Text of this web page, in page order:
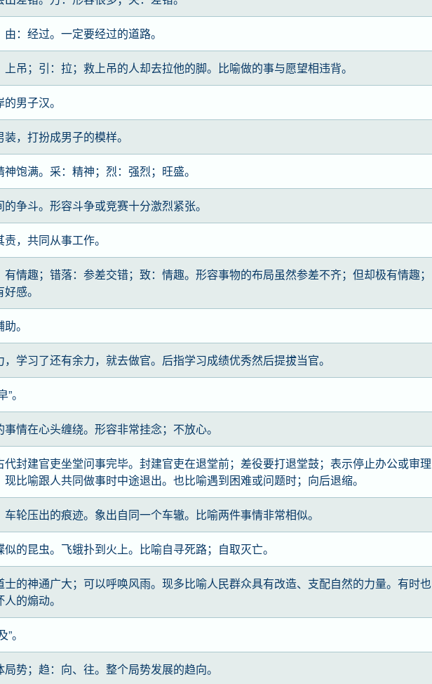
：经过。一定要经过的道路。
上吊；引：拉；救上吊的人却去拉他的脚。比喻做的事与愿望相违背。
男子汉。
，打扮成男子的模样。
饱满。采：精神；烈：强烈；旺盛。
争斗。形容斗争或竞赛十分激烈紧张。
，共同从事工作。
有情趣；错落：参差交错；致：情趣。形容事物的布局虽然参差不齐；但却极有情趣；
感。
。
学习了还有余力，就去做官。后指学习成绩优秀然后提拔当官。
。
情在心头缠绕。形容非常挂念；不放心。
代封建官吏坐堂问事完毕。封建官吏在退堂前；差役要打退堂鼓；表示停止办公或审理
现比喻跟人共同做事时中途退出。也比喻遇到困难或问题时；向后退缩。
轮压出的痕迹。象出自同一个车辙。比喻两件事情非常相似。
的昆虫。飞蛾扑到火上。比喻自寻死路；自取灭亡。
士的神通广大；可以呼唤风雨。现多比喻人民群众具有改造、支配自然的力量。有时也
的煽动。
。
局势；趋：向、往。整个局势发展的趋向。